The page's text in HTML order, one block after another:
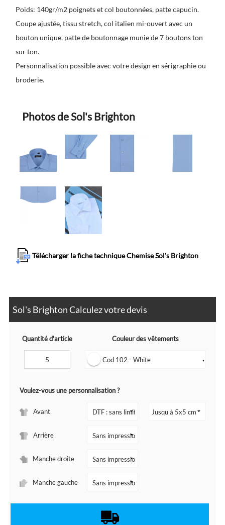
Poids: 140gr/m2 poignets et col boutonnées, patte capucin.
Coupe ajustée, tissu stretch, col italien mi-ouvert avec un
bouton unique, patte de boutonnage munie de 7 boutons ton
sur ton.
Personnalisation possible avec votre design en sérigraphie ou
broderie.
Photos de Sol's Brighton
Télécharger la fiche technique Chemise Sol's Brighton
Sol's Brighton Calculez votre devis
Quantité d'article Couleur des vêtements
Cod 102 - White ▼
Voulez-vous une personnalisation ?
Avant
Arrière
Manche droite
Manche gauche